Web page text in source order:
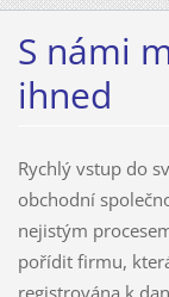
S námi
ihned
Rychlý vstup do
obchodní
nejistým
pořídit firmu,